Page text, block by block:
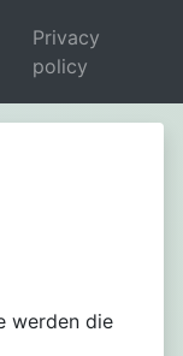
Privacy
policy
werden die